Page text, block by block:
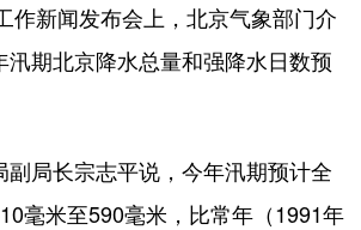
中央文件 汽车
彩票 娱乐 时尚
作新闻发布会上，北京气象部门介
期北京降水总量和强降水日数预
局长宗志平说，今年汛期预计全
毫米至590毫米，比常年（1991年